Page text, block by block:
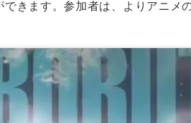
きます。参加者は、よりアニメ